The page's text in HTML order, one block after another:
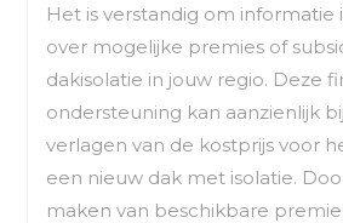
Het is verstandig om informatie
over mogelijke premies of
dakisolatie in jouw regio. Deze
ondersteuning kan aanzienlijk
verlagen van de kostprijs voor
een nieuw dak met isolatie.
maken van beschikbare